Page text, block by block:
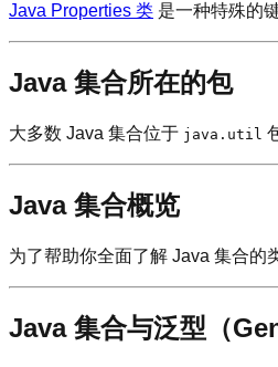
Java Properties 类 是一种特殊的
Java 集合所在的包
大多数 Java 集合位于 java.util
Java 集合概览
为了帮助你全面了解 Java 集合的
Java 集合与泛型（